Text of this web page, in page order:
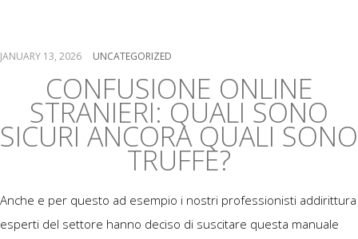
JANUARY 13, 2026 UNCATEGORIZED
CONFUSIONE ONLINE
STRANIERI: QUALI SONO
SICURI ANCORA QUALI SONO
TRUFFE?
Anche e per questo ad esempio i nostri professionisti addirittura
esperti del settore hanno deciso di suscitare questa manuale